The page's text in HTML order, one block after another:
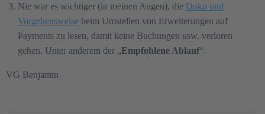
Nie war es wichtiger (in meinen Augen), die Doku und
Vorgehensweise beim Umstellen von Erweiterungen auf
Payments zu lesen, damit keine Buchungen usw. verloren
gehen. Unter anderem der „Empfohlene Ablauf“.
VG Benjamin